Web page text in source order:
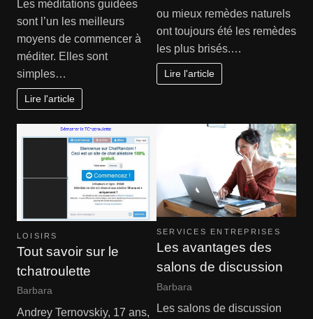
Les méditations guidées
sont l’un les meilleurs
moyens de commencer à
méditer. Elles sont
simples…
Lire l'article
ou mieux remèdes naturels
ont toujours été les remèdes
les plus brisés.…
Lire l'article
LOISIRS
Tout savoir sur le
tchatroulette
Barbara
Andrey Ternovskiy, 17 ans,
SERVICES ENTREPRISES
Les avantages des
salons de discussion
Barbara
Les salons de discussion